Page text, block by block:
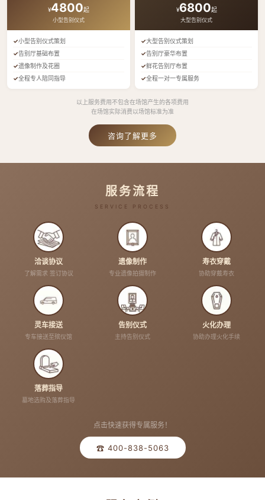
¥4800起
小型告别仪式
小型告别仪式策划
告别厅基础布置
遗像制作及花圈
全程专人陪同指导
¥6800起
大型告别仪式
大型告别仪式策划
告别厅豪华布置
鲜花告别厅布置
全程一对一专属服务
以上服务费用不包含在场馆产生的各项费用
在场馆实际消费以场馆标准为准
咨询了解更多
服务流程
SERVICE PROCESS
洽谈协议
了解需求 签订协议
遗像制作
专业遗像拍摄制作
寿衣穿戴
协助穿戴寿衣
灵车接送
专车接送至殡仪馆
告别仪式
主持告别仪式
火化办理
协助办理火化手续
落葬指导
墓地选购及落葬指导
点击快速获得专属服务！
☎ 400-838-5063